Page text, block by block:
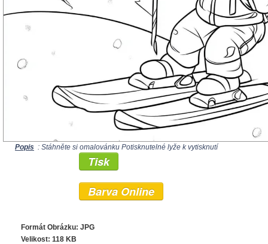
Popis : Stáhněte si omalovánku Potisknutelné lyže k vytisknutí
Tisk
Barva Online
Formát Obrázku: JPG
Velikost: 118 KB